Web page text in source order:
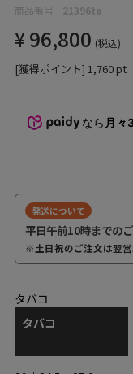
商品番号 21396ta
¥96,800 税込
[獲得ポイント] 1,760 pt
なら 月々
発送について
平日午前10時までの
※土日祝のご注文は翌営
タバコ
タバコ